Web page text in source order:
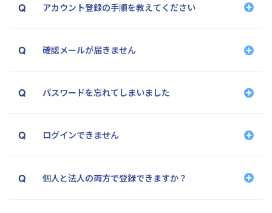
※ボタンが表示されない場合はそのセンターのお
アカウント登録の手順を教えてください
仕事に関してPocket Smileをご利用いただくこと
確認メールが届きません
パスワードを忘れてしまいました
ログインできません
個人と法人の両方で登録できますか？